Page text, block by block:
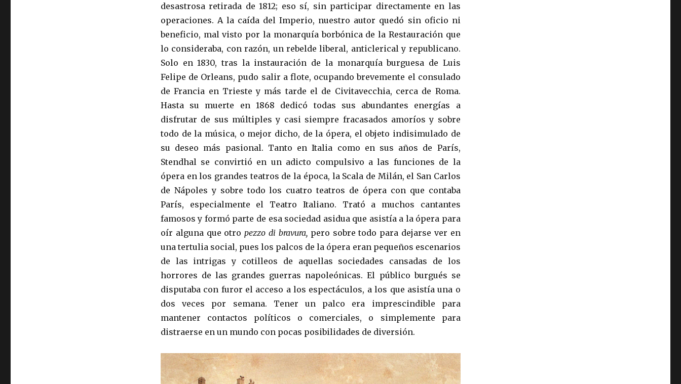
desastrosa retirada de 1812; eso sí, sin participar directamente en las
operaciones. A la caída del Imperio, nuestro autor quedó sin oficio ni
beneficio, mal visto por la monarquía borbónica de la Restauración que
lo consideraba, con razón, un rebelde liberal, anticlerical y republicano.
Solo en 1830, tras la instauración de la monarquía burguesa de Luis
Felipe de Orleans, pudo salir a flote, ocupando brevemente el consulado
de Francia en Trieste y más tarde el de Civitavecchia, cerca de Roma.
Hasta su muerte en 1868 dedicó todas sus abundantes energías a
disfrutar de sus múltiples y casi siempre fracasados amoríos y sobre
todo de la música, o mejor dicho, de la ópera, el objeto indisimulado de
su deseo más pasional. Tanto en Italia como en sus años de París,
Stendhal se convirtió en un adicto compulsivo a las funciones de la
ópera en los grandes teatros de la época, la Scala de Milán, el San Carlos
de Nápoles y sobre todo los cuatro teatros de ópera con que contaba
París, especialmente el Teatro Italiano. Trató a muchos cantantes
famosos y formó parte de esa sociedad asidua que asistía a la ópera para
oír alguna que otro pezzo di bravura, pero sobre todo para dejarse ver en
una tertulia social, pues los palcos de la ópera eran pequeños escenarios
de las intrigas y cotilleos de aquellas sociedades cansadas de los
horrores de las grandes guerras napoleónicas. El público burgués se
disputaba con furor el acceso a los espectáculos, a los que asistía una o
dos veces por semana. Tener un palco era imprescindible para
mantener contactos políticos o comerciales, o simplemente para
distraerse en un mundo con pocas posibilidades de diversión.